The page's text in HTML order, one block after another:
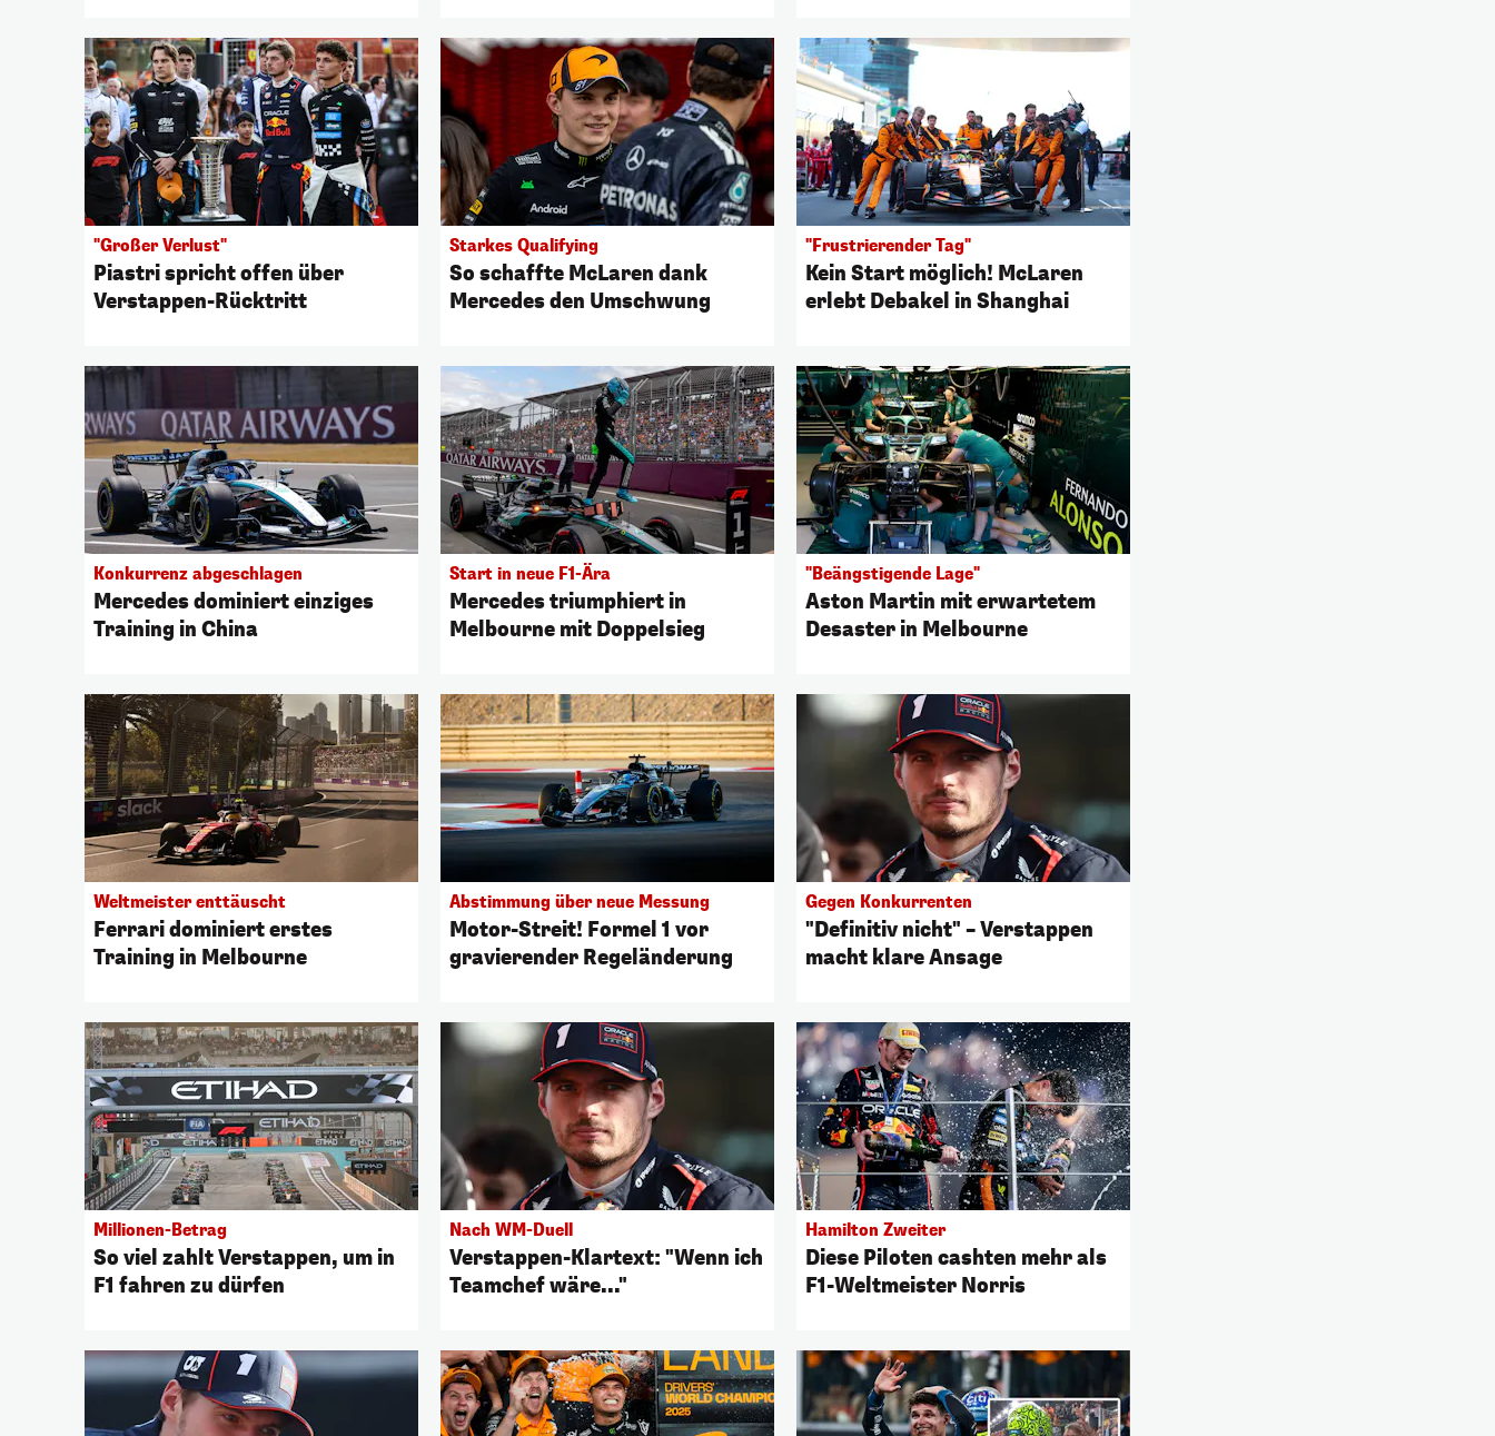
"Großer Verlust"
Piastri spricht offen über
Verstappen-Rücktritt
Starkes Qualifying
So schaffte McLaren dank
Mercedes den Umschwung
"Frustrierender Tag"
Kein Start möglich! McLaren
erlebt Debakel in Shanghai
Konkurrenz abgeschlagen
Mercedes dominiert einziges
Training in China
Start in neue F1-Ära
Mercedes triumphiert in
Melbourne mit Doppelsieg
"Beängstigende Lage"
Aston Martin mit erwartetem
Desaster in Melbourne
Weltmeister enttäuscht
Ferrari dominiert erstes
Training in Melbourne
Abstimmung über neue Messung
Motor-Streit! Formel 1 vor
gravierender Regeländerung
Gegen Konkurrenten
"Definitiv nicht" – Verstappen
macht klare Ansage
Millionen-Betrag
So viel zahlt Verstappen, um in
F1 fahren zu dürfen
Nach WM-Duell
Verstappen-Klartext: "Wenn ich
Teamchef wäre..."
Hamilton Zweiter
Diese Piloten cashten mehr als
F1-Weltmeister Norris